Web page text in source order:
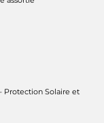
Protection Solaire et